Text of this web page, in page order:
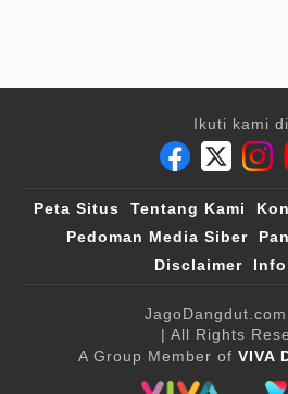
Ikuti kami
Peta Situs Tentang Kami
Pedoman Media Siber
Disclaimer
JagoDangdut.com
| All Rights
A Group Member of VIVA